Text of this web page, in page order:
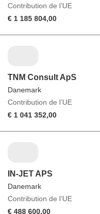
Contribution de l’UE
€ 1 185 804,00
TNM Consult ApS
Danemark
Contribution de l’UE
€ 1 041 352,00
IN-JET APS
Danemark
Contribution de l’UE
€ 488 600,00